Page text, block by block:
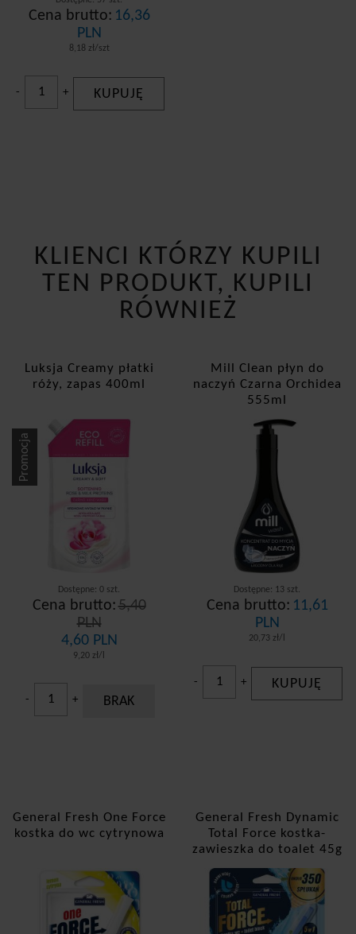
Cena brutto: 16,36
PLN
8,18 zł/szt
- + KUPUJĘ
KLIENCI KTÓRZY KUPILI
TEN PRODUKT, KUPILI
RÓWNIEŻ
Luksja Creamy płatki
róży, zapas 400ml
Dostępne: 0 szt.
Cena brutto: 5,40
PLN
4,60 PLN
9,20 zł/l
Promocja
- + BRAK
Mill Clean płyn do
naczyń Czarna Orchidea
555ml
Dostępne: 13 szt.
Cena brutto: 11,61
PLN
20,73 zł/l
- + KUPUJĘ
General Fresh One Force
kostka do wc cytrynowa
General Fresh Dynamic
Total Force kostka-
zawieszka do toalet 45g
morska